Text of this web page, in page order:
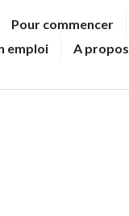
Pour commencer
emploi
A propos